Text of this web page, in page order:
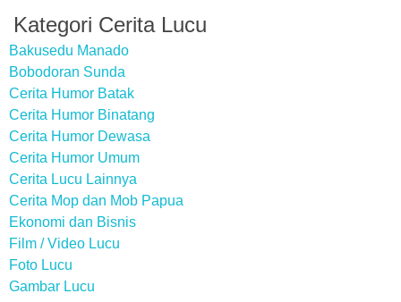
Kategori Cerita Lucu
Bakusedu Manado
Bobodoran Sunda
Cerita Humor Batak
Cerita Humor Binatang
Cerita Humor Dewasa
Cerita Humor Umum
Cerita Lucu Lainnya
Cerita Mop dan Mob Papua
Ekonomi dan Bisnis
Film / Video Lucu
Foto Lucu
Gambar Lucu